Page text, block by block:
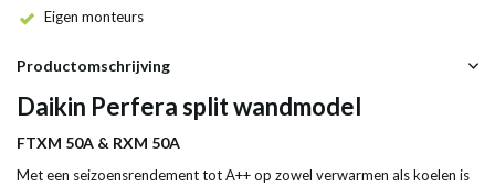
Eigen monteurs
Productomschrijving
Daikin Perfera split wandmodel
FTXM 50A & RXM 50A
Met een seizoensrendement tot A++ op zowel verwarmen als koelen is